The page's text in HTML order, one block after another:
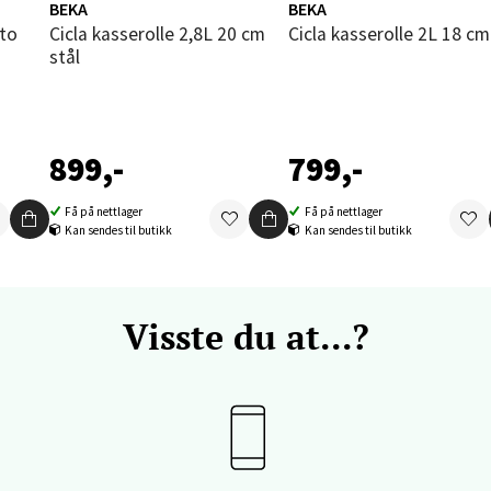
BEKA
Cicla kasserolle 2,8L 20 cm
stål
899,-
Få på nettlager
Kan sendes til butikk
BEKA
Cicla kasserolle 2L 18
799,-
Få på nettlager
Kan sendes til butikk
Visste du at...?
7, 1338 Sandvika
10-21
- Thon Senter Sartor